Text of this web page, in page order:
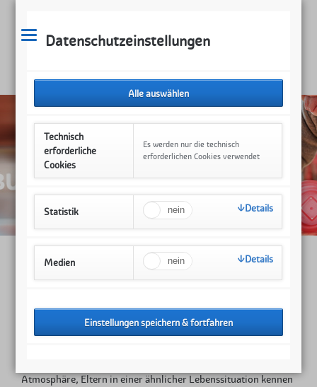
Datenschutzeinstellungen
Technisch
erforderliche
Cookies
Es werden nur die technisch
erforderlichen Cookies verwendet
Statistik Details
Medien Details
Internationaler Krabbler-Treff
29.04.2026
Der Treffpunkt für junge Familien
Atmosphäre, Eltern in einer ähnlicher Lebenssituation kennen